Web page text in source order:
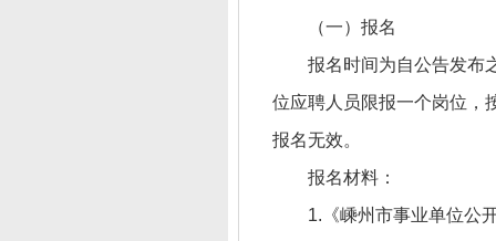
（一）报名
报名时间为自公告发布
位应聘人员限报一个岗位，
报名无效。
报名材料：
1.《嵊州市事业单位公